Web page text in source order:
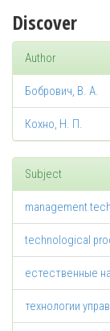
Discover
Author
Бобрович, В. А.
Кохно, Н. П.
Subject
management
technological
естественные
технологии